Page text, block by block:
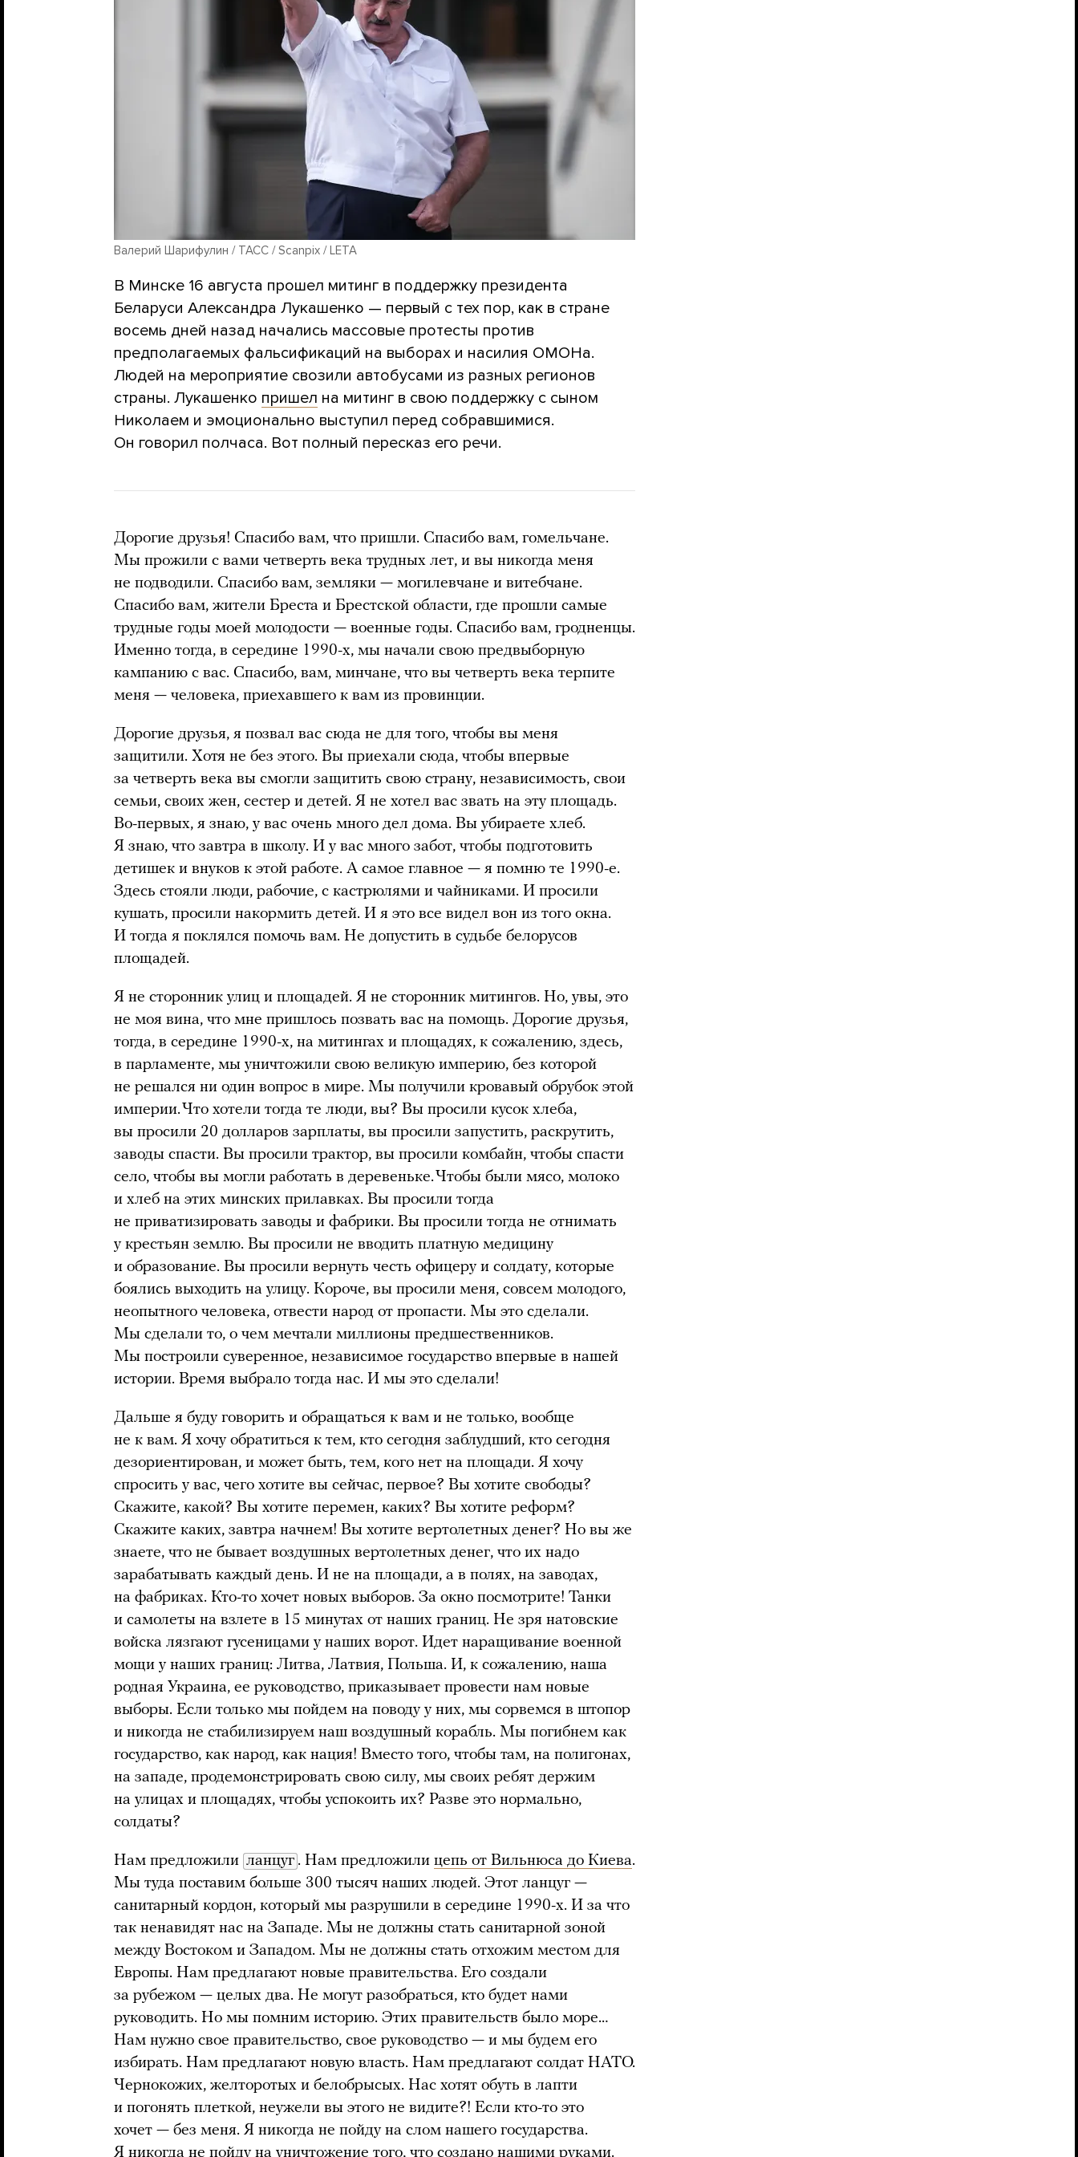
Валерий Шарифулин / ТАСС / Scanpix / LETA
В Минске 16 августа прошел митинг в поддержку президента
Беларуси Александра Лукашенко — первый с тех пор, как в стране
восемь дней назад начались массовые протесты против
предполагаемых фальсификаций на выборах и насилия ОМОНа.
Людей на мероприятие свозили автобусами из разных регионов
страны. Лукашенко пришел на митинг в свою поддержку с сыном
Николаем и эмоционально выступил перед собравшимися.
Он говорил полчаса. Вот полный пересказ его речи.
Дорогие друзья! Спасибо вам, что пришли. Спасибо вам, гомельчане.
Мы прожили с вами четверть века трудных лет, и вы никогда меня
не подводили. Спасибо вам, земляки — могилевчане и витебчане.
Спасибо вам, жители Бреста и Брестской области, где прошли самые
трудные годы моей молодости — военные годы. Спасибо вам, гродненцы.
Именно тогда, в середине 1990-х, мы начали свою предвыборную
кампанию с вас. Спасибо, вам, минчане, что вы четверть века терпите
меня — человека, приехавшего к вам из провинции.
Дорогие друзья, я позвал вас сюда не для того, чтобы вы меня
защитили. Хотя не без этого. Вы приехали сюда, чтобы впервые
за четверть века вы смогли защитить свою страну, независимость, свои
семьи, своих жен, сестер и детей. Я не хотел вас звать на эту площадь.
Во-первых, я знаю, у вас очень много дел дома. Вы убираете хлеб.
Я знаю, что завтра в школу. И у вас много забот, чтобы подготовить
детишек и внуков к этой работе. А самое главное — я помню те 1990-е.
Здесь стояли люди, рабочие, с кастрюлями и чайниками. И просили
кушать, просили накормить детей. И я это все видел вон из того окна.
И тогда я поклялся помочь вам. Не допустить в судьбе белорусов
площадей.
Я не сторонник улиц и площадей. Я не сторонник митингов. Но, увы, это
не моя вина, что мне пришлось позвать вас на помощь. Дорогие друзья,
тогда, в середине 1990-х, на митингах и площадях, к сожалению, здесь,
в парламенте, мы уничтожили свою великую империю, без которой
не решался ни один вопрос в мире. Мы получили кровавый обрубок этой
империи. Что хотели тогда те люди, вы? Вы просили кусок хлеба,
вы просили 20 долларов зарплаты, вы просили запустить, раскрутить,
заводы спасти. Вы просили трактор, вы просили комбайн, чтобы спасти
село, чтобы вы могли работать в деревеньке. Чтобы были мясо, молоко
и хлеб на этих минских прилавках. Вы просили тогда
не приватизировать заводы и фабрики. Вы просили тогда не отнимать
у крестьян землю. Вы просили не вводить платную медицину
и образование. Вы просили вернуть честь офицеру и солдату, которые
боялись выходить на улицу. Короче, вы просили меня, совсем молодого,
неопытного человека, отвести народ от пропасти. Мы это сделали.
Мы сделали то, о чем мечтали миллионы предшественников.
Мы построили суверенное, независимое государство впервые в нашей
истории. Время выбрало тогда нас. И мы это сделали!
Дальше я буду говорить и обращаться к вам и не только, вообще
не к вам. Я хочу обратиться к тем, кто сегодня заблудший, кто сегодня
дезориентирован, и может быть, тем, кого нет на площади. Я хочу
спросить у вас, чего хотите вы сейчас, первое? Вы хотите свободы?
Скажите, какой? Вы хотите перемен, каких? Вы хотите реформ?
Скажите каких, завтра начнем! Вы хотите вертолетных денег? Но вы же
знаете, что не бывает воздушных вертолетных денег, что их надо
зарабатывать каждый день. И не на площади, а в полях, на заводах,
на фабриках. Кто-то хочет новых выборов. За окно посмотрите! Танки
и самолеты на взлете в 15 минутах от наших границ. Не зря натовские
войска лязгают гусеницами у наших ворот. Идет наращивание военной
мощи у наших границ: Литва, Латвия, Польша. И, к сожалению, наша
родная Украина, ее руководство, приказывает провести нам новые
выборы. Если только мы пойдем на поводу у них, мы сорвемся в штопор
и никогда не стабилизируем наш воздушный корабль. Мы погибнем как
государство, как народ, как нация! Вместо того, чтобы там, на полигонах,
на западе, продемонстрировать свою силу, мы своих ребят держим
на улицах и площадях, чтобы успокоить их? Разве это нормально,
солдаты?
Нам предложили ланцуг . Нам предложили цепь от Вильнюса до Киева.
Мы туда поставим больше 300 тысяч наших людей. Этот ланцуг —
санитарный кордон, который мы разрушили в середине 1990-х. И за что
так ненавидят нас на Западе. Мы не должны стать санитарной зоной
между Востоком и Западом. Мы не должны стать отхожим местом для
Европы. Нам предлагают новые правительства. Его создали
за рубежом — целых два. Не могут разобраться, кто будет нами
руководить. Но мы помним историю. Этих правительств было море…
Нам нужно свое правительство, свое руководство — и мы будем его
избирать. Нам предлагают новую власть. Нам предлагают солдат НАТО.
Чернокожих, желторотых и белобрысых. Нас хотят обуть в лапти
и погонять плеткой, неужели вы этого не видите?! Если кто-то это
хочет — без меня. Я никогда не пойду на слом нашего государства.
Я никогда не пойду на уничтожение того, что создано нашими руками.